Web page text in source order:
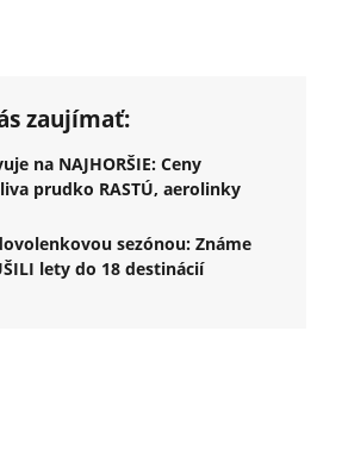
zaujímať:
na NAJHORŠIE: Ceny
prudko RASTÚ, aerolinky
sezónou: Známe
lety do 18 destinácií